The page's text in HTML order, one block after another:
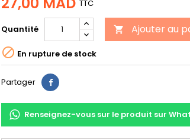
TTC
Quantité  Ajouter au
 En rupture de stock
Partager Partager
Renseignez-vous sur le produit sur